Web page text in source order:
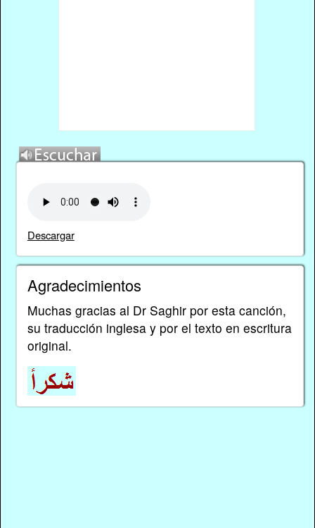
Descargar
Agradecimientos
Muchas gracias al Dr Saghir por esta canción,
su traducción inglesa y por el texto en escritura
original.